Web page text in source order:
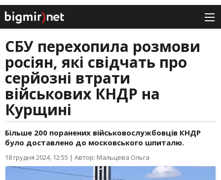
СБУ перехопила розмови
росіян, які свідчать про
серйозні втрати
військових КНДР на
Курщині
Більше 200 поранених військовослужбовців КНДР
було доставлено до московського шпиталю.
18 грудня 2024, 12:55 | Автор: Мальцева Ольга